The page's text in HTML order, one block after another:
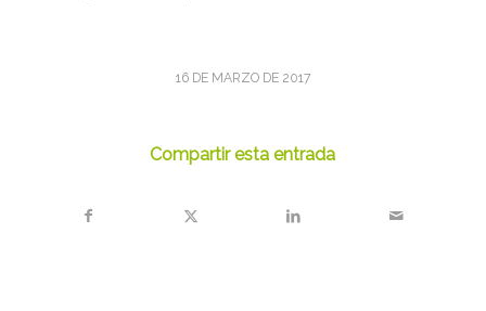
16 DE MARZO DE 2017
Compartir esta entrada